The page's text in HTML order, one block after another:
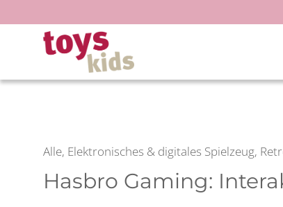
Inhalt
springen
Alle, Elektronisches & digitales Spielzeug,
Hasbro Gaming: